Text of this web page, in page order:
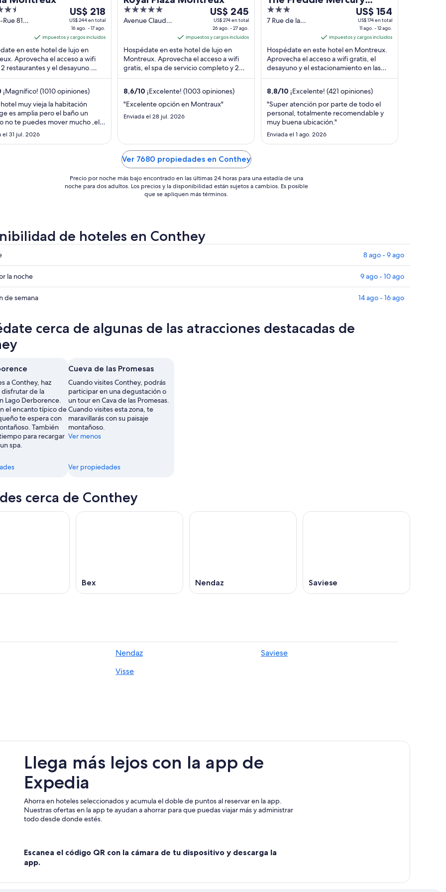
81
Del
16
ago
al
17
ago,
el
por
noche
es
de
US$ 218
US$ 244 en total
16 ago. - 17 ago.
impuestos y cargos incluidos
en este hotel de lujo en
Aprovecha el acceso a wifi
restaurantes y el desayuno.
huéspedes destacan la
¡Magnífico! (1010 opiniones)
muy vieja la habitación
es amplia pero el baño un
no te puedes mover mucho ,el
de la regadera caliente y fría
, el agua te la venden la tele
el 31 jul. 2026
5
out
Avenue Claude
Del
26
ago
al
27
ago,
el
por
noche
US$ 245
US$ 274 en total
26 ago. - 27 ago.
impuestos y cargos incluidos
Hospédate en este hotel de lujo en
Montreux. Aprovecha el acceso a wifi
gratis, el spa de servicio completo y 2
bares. Nuestros huéspedes destacan la
8,6/10 ¡Excelente! (1003 opiniones)
"Excelente opción en Montraux"
Enviada el 28 jul. 2026
Hotel
3
out
7 Rue de la
Del
11
ago
al
12
ago,
el
por
noche
es
US$ 154
US$ 174 en total
11 ago. - 12 ago.
impuestos y cargos incluidos
Hospédate en este hotel en Montreux.
Aprovecha el acceso a wifi gratis, el
desayuno y el estacionamiento en las
instalaciones. Estarás muy cerca de
8,8/10 ¡Excelente! (421 opiniones)
"Super atención por parte de todo el
personal, totalmente recomendable y
muy buena ubicación."
Enviada el 1 ago. 2026
Ver 7680 propiedades en Conthey
Precio por noche más bajo encontrado en las últimas 24 horas para una estadía de una
noche para dos adultos. Los precios y la disponibilidad están sujetos a cambios. Es posible
que se apliquen más términos.
de hoteles en Conthey
8 ago - 9 ago
la noche 9 ago - 10 ago
de semana 14 ago - 16 ago
cerca de algunas de las atracciones destacadas de
a Conthey, haz
de la
Lago Derborence.
el encanto típico de
te espera con
También
para recargar
spa.
Cueva de las Promesas
Cuando visites Conthey, podrás
participar en una degustación o
un tour en Cava de las Promesas.
Cuando visites esta zona, te
maravillarás con su paisaje
montañoso.
Ver menos
Ver propiedades
cerca de Conthey
Bex Nendaz Saviese
Nendaz
Saviese
Visse
Llega más lejos con la app de
Expedia
Ahorra en hoteles seleccionados y acumula el doble de puntos al reservar en la app.
Nuestras ofertas en la app te ayudan a ahorrar para que puedas viajar más y administrar
todo desde donde estés.
Escanea el código QR con la cámara de tu dispositivo y descarga la
app.